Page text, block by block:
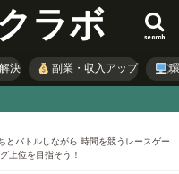
ラボ search
決 副業・収入アップ
とバトルしながら 時間を競うレースゲー
上位を目指そう！